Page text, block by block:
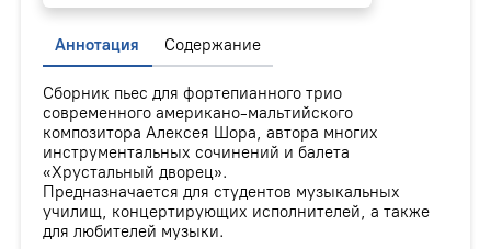
Аннотация Содержание
Сборник пьес для фортепианного трио
современного американо-мальтийского
композитора Алексея Шора, автора многих
инструментальных сочинений и балета
«Хрустальный дворец».
Предназначается для студентов музыкальных
училищ, концертирующих исполнителей, а также
для любителей музыки.